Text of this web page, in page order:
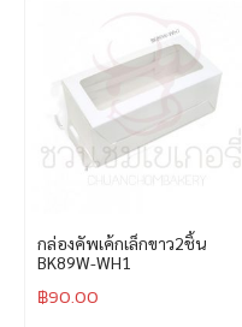
กล่องคัพเค้กเล็กขาว2ชิ้น
BK89W-WH1
฿90.00